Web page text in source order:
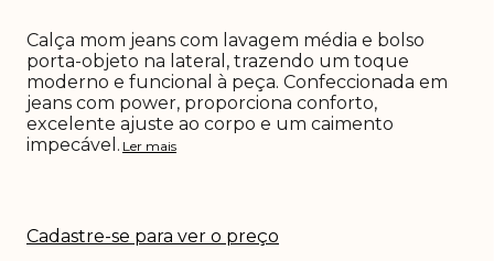
Calça mom jeans com lavagem média e bolso
porta-objeto na lateral, trazendo um toque
moderno e funcional à peça. Confeccionada em
jeans com power, proporciona conforto,
excelente ajuste ao corpo e um caimento
impecável. Ler mais
Cadastre-se para ver o preço